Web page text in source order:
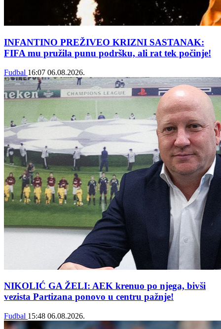
INFANTINO PREŽIVEO KRIZNI SASTANAK:
FIFA mu pružila punu podršku, ali rat tek počinje!
Fudbal 16:07 06.08.2026.
NIKOLIĆ GA ŽELI: AEK krenuo po njega, bivši
vezista Partizana ponovo u centru pažnje!
Fudbal 15:48 06.08.2026.